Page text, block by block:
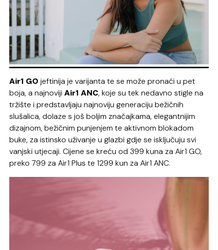
Air1 GO jeftinija je varijanta te se može pronaći u pet
boja, a najnovijiAir1 ANC, koje su tek nedavno stigle na
tržište i predstavljaju najnoviju generaciju bežičnih
slušalica, dolaze s još boljim značajkama, elegantnijim
dizajnom, bežičnim punjenjem te aktivnom blokadom
buke, za istinsko uživanje u glazbi gdje se isključuju svi
vanjski utjecaji. Cijene se kreću od 399 kuna za Air1 GO,
preko 799 za Air1 Plus te 1299 kun za Air1 ANC.